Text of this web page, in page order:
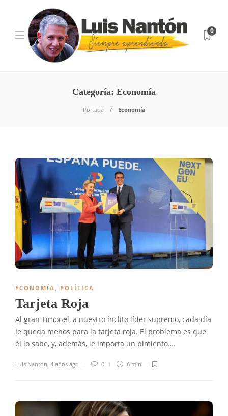
0
Categoría: Economía
Portada Economía
ECONOMÍA, POLÍTICA
Tarjeta Roja
Al gran Timonel, a nuestro ínclito líder supremo, cada día
le queda menos para la tarjeta roja. El problema es que
él lo sabe, y, además, le importa un pimiento….
Luis Nanton, 4 años ago 0 6 min